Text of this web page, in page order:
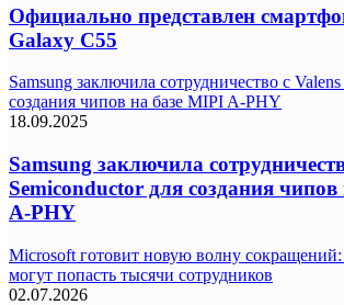
Официально представлен
Galaxy C55
Samsung заключила сотрудничество с
создания чипов на базе MIPI A-PHY
18.09.2025
Samsung заключила
Semiconductor для создания
A-PHY
Microsoft готовит новую волну
могут попасть тысячи сотрудников
02.07.2026